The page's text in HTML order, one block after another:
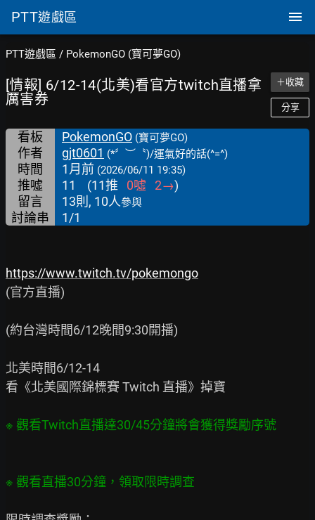
PTT遊戲區
PTT遊戲區 / PokemonGO (寶可夢GO)
[情報] 6/12-14(北美)看官方twitch直播拿
厲害券
＋收藏
分享
看板 PokemonGO (寶可夢GO)
作者 gjt0601 (*〞︶〝)/運氣好的話(^=^)
時間 1月前 (2026/06/11 19:35)
推噓 11 (11推 0噓 2→)
留言
13則, 10人參與
討論串 1/1
https://www.twitch.tv/pokemongo
(官方直播)
(約台灣時間6/12晚間9:30開播)
北美時間6/12-14
看《北美國際錦標賽 Twitch 直播》掉寶